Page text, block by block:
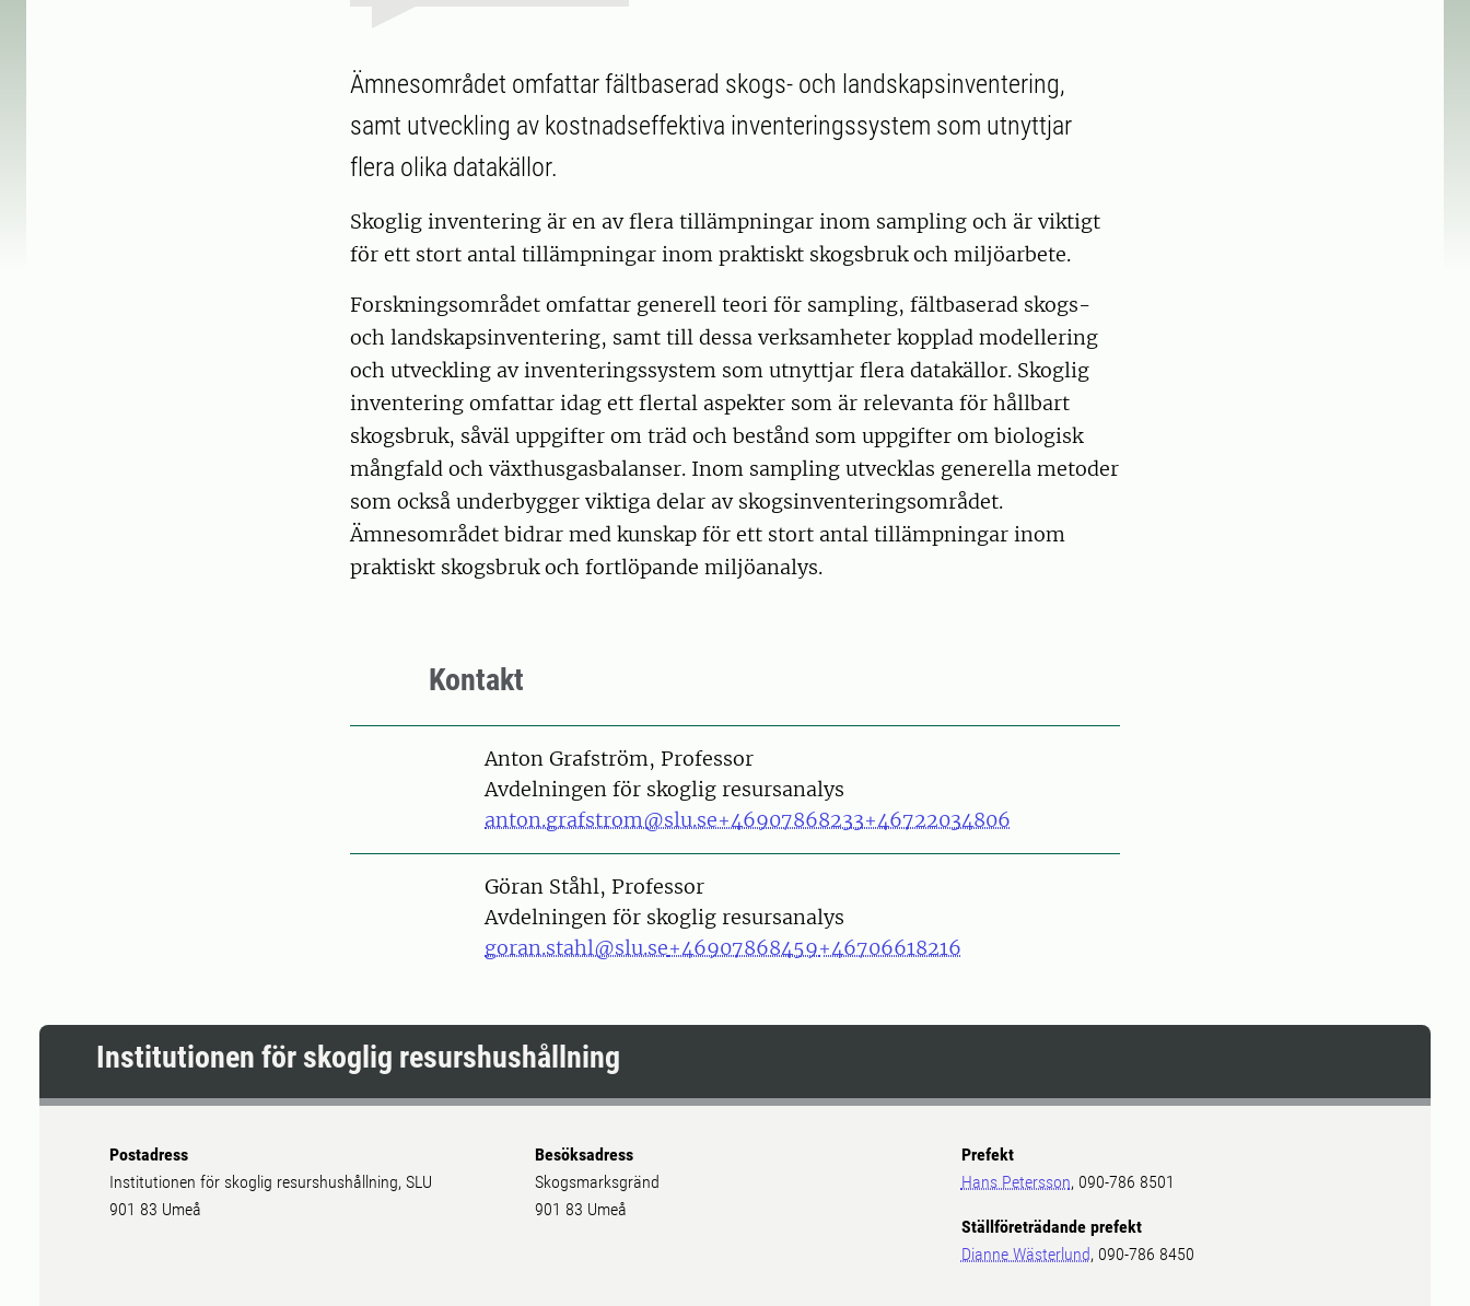
Ämnesområdet omfattar fältbaserad skogs- och landskapsinventering,
samt utveckling av kostnadseffektiva inventeringssystem som utnyttjar
flera olika datakällor.
Skoglig inventering är en av flera tillämpningar inom sampling och är viktigt
för ett stort antal tillämpningar inom praktiskt skogsbruk och miljöarbete.
Forskningsområdet omfattar generell teori för sampling, fältbaserad skogs-
och landskapsinventering, samt till dessa verksamheter kopplad modellering
och utveckling av inventeringssystem som utnyttjar flera datakällor. Skoglig
inventering omfattar idag ett flertal aspekter som är relevanta för hållbart
skogsbruk, såväl uppgifter om träd och bestånd som uppgifter om biologisk
mångfald och växthusgasbalanser. Inom sampling utvecklas generella metoder
som också underbygger viktiga delar av skogsinventeringsområdet.
Ämnesområdet bidrar med kunskap för ett stort antal tillämpningar inom
praktiskt skogsbruk och fortlöpande miljöanalys.
Kontakt
PersonAnton Grafström, Professor
Avdelningen för skoglig resursanalys
anton.grafstrom@slu.se+46907868233+46722034806
PersonGöran Ståhl, Professor
Avdelningen för skoglig resursanalys
goran.stahl@slu.se+46907868459+46706618216
Institutionen för skoglig resurshushållning
Postadress
Institutionen för skoglig resurshushållning, SLU
901 83 Umeå
Besöksadress
Skogsmarksgränd
901 83 Umeå
Prefekt
Hans Petersson, 090-786 8501
Ställföreträdande prefekt
Dianne Wästerlund, 090-786 8450